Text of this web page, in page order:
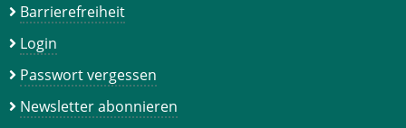
Barrierefreiheit
Login
Passwort vergessen
Newsletter abonnieren